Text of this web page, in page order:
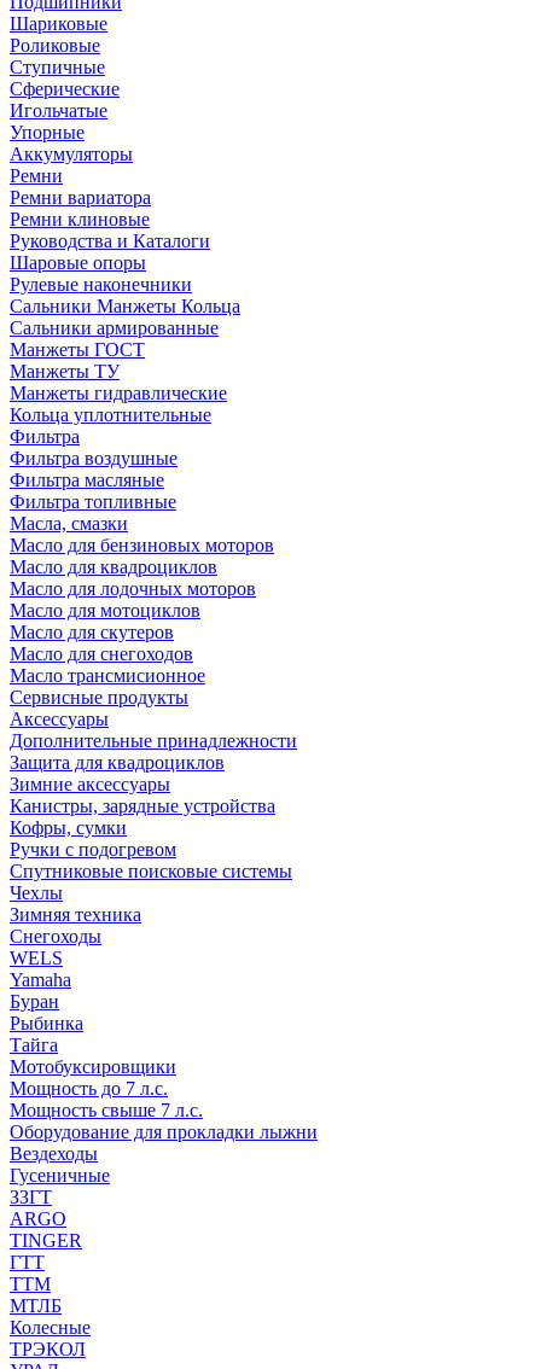
Шариковые
Роликовые
Ступичные
Сферические
Игольчатые
Упорные
Аккумуляторы
Ремни
Ремни вариатора
Ремни клиновые
Руководства и Каталоги
Шаровые опоры
Рулевые наконечники
Сальники Манжеты Кольца
Сальники армированные
Манжеты ГОСТ
Манжеты ТУ
Манжеты гидравлические
Кольца уплотнительные
Фильтра
Фильтра воздушные
Фильтра масляные
Фильтра топливные
Масла, смазки
Масло для бензиновых моторов
Масло для квадроциклов
Масло для лодочных моторов
Масло для мотоциклов
Масло для скутеров
Масло для снегоходов
Масло трансмисионное
Сервисные продукты
Аксессуары
Дополнительные принадлежности
Защита для квадроциклов
Зимние аксессуары
Канистры, зарядные устройства
Кофры, сумки
Ручки с подогревом
Спутниковые поисковые системы
Чехлы
Зимняя техника
Снегоходы
WELS
Yamaha
Буран
Рыбинка
Тайга
Мотобуксировщики
Мощность до 7 л.с.
Мощность свыше 7 л.с.
Оборудование для прокладки лыжни
Вездеходы
Гусеничные
ЗЗГТ
ARGO
TINGER
ГТТ
ТТМ
МТЛБ
Колесные
ТРЭКОЛ